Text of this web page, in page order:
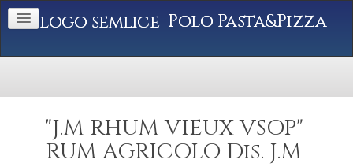
Polo Pasta&Pizza
"J.M RHUM VIEUX VSOP"
RUM AGRICOLO Dis. J.M